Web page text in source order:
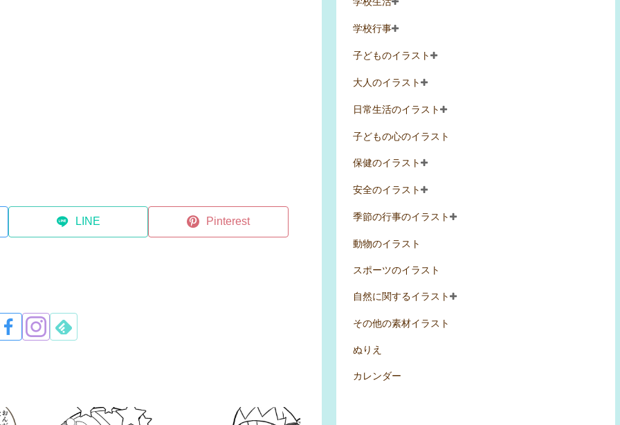
LINE Pinterest
学校行事
子どものイラスト
大人のイラスト
日常生活のイラスト
子どもの心のイラスト
保健のイラスト
安全のイラスト
季節の行事のイラスト
動物のイラスト
スポーツのイラスト
自然に関するイラスト
その他の素材イラスト
ぬりえ
カレンダー